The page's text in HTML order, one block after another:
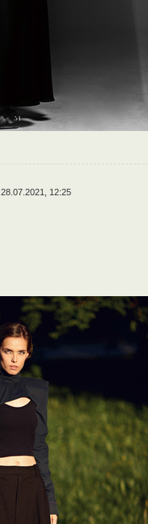
28.07.2021, 12:25